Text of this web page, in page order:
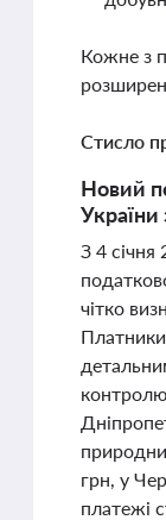
Кожне з
Стисло
Новий
України
З 4
чітко
грн, у
платежі